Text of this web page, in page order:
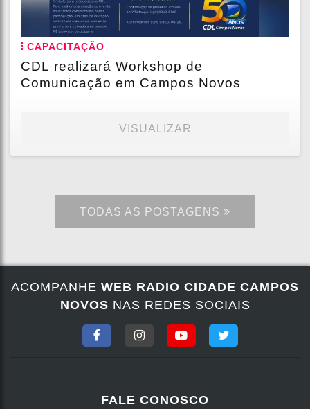
CAPACITAÇÃO
CDL realizará Workshop de
Comunicação em Campos Novos
VISUALIZAR
TODAS AS POSTAGENS
ACOMPANHE WEB RADIO CIDADE CAMPOS
NOVOS NAS REDES SOCIAIS
FALE CONOSCO